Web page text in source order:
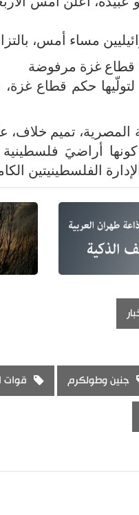
مساء أمس،
قطاع غزة مرفوضة
لتولّيها حكم قطاع
تميم خلاف،
أراضيَ
الفلسطينيتين
جنين وطولكرم قوات